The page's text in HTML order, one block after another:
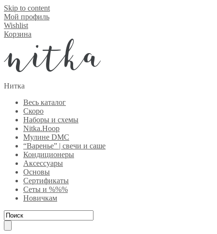
Skip to content
Мой профиль
Wishlist
Корзина
Нитка
Весь каталог
Скоро
Наборы и схемы
Nitka.Hoop
Мулине DMC
“Варенье” | свечи и саше
Кондиционеры
Аксессуары
Основы
Сертификаты
Сеты и %%%
Новичкам